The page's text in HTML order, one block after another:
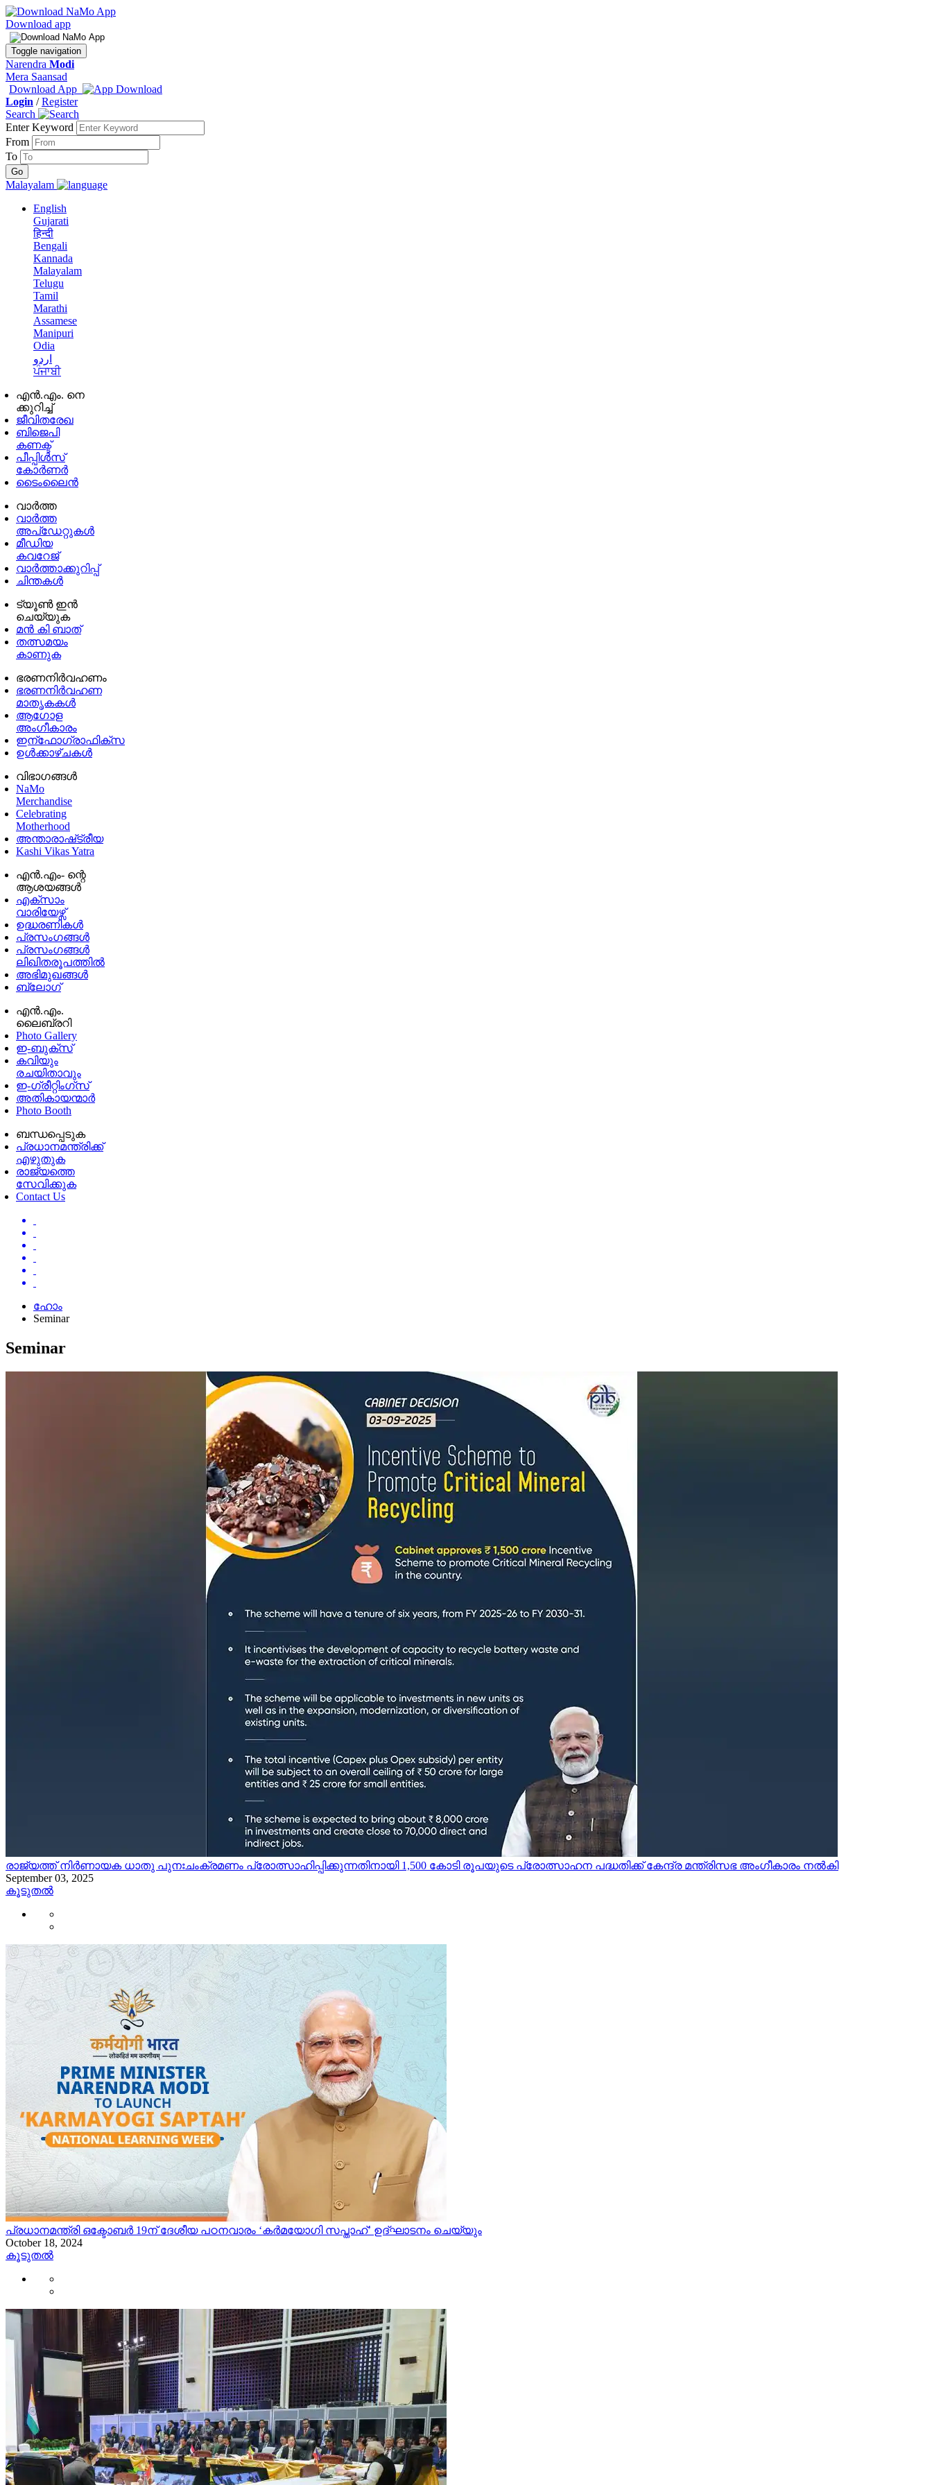
Download app
Toggle navigation
Narendra Modi
Mera Saansad
Download App
Login /Register
Search
Enter Keyword
From
To
Malayalam
English
Gujarati
हिन्दी
Bengali
Kannada
Malayalam
Telugu
Tamil
Marathi
Assamese
Manipuri
Odia
اردو
ਪੰਜਾਬੀ
എൻ.എം. നെ
ക്കുറിച്ച്
ജീവിതരേഖ
ബിജെപി
കണക്ട്
പീപ്പിൾസ്
കോർണർ
ടൈംലൈൻ
വാർത്ത
വാർത്ത
അപ്ഡേറ്റുകൾ
മീഡിയ
കവറേജ്
വാർത്താക്കുറിപ്പ്
ചിന്തകൾ
ട്യൂൺ ഇൻ
ചെയ്യുക
മൻ കി ബാത്
തത്സമയം
കാണുക
ഭരണനിര്‍വഹണം
ഭരണനിര്‍വഹണ
മാതൃകകൾ
ആഗോള
അംഗീകാരം
ഇന്ഫോഗ്രാഫിക്സ
ഉള്‍ക്കാഴ്‌ചകൾ
വിഭാഗങ്ങൾ
NaMo
Merchandise
Celebrating
Motherhood
അന്താരാഷ്‌ട്രീയ
Kashi Vikas Yatra
എൻ.എം- ന്റെ
ആശയങ്ങൾ
എക്സാം
വാരിയേഴ്സ്
ഉദ്ധരണികള്‍
പ്രസംഗങ്ങള്‍
പ്രസംഗങ്ങൾ
ലിഖിതരൂപത്തിൽ
അഭിമുഖങ്ങൾ
ബ്ലോഗ്
എൻ.എം.
ലൈബ്രറി
Photo Gallery
ഇ-ബുക്‌സ്
കവിയും
രചയിതാവും
ഇ-ഗ്രീറ്റിംഗ്‌സ്
അതികായന്മാർ
Photo Booth
ബന്ധപ്പെടുക
പ്രധാനമന്ത്രിക്ക്
എഴുതുക
രാജ്യത്തെ
സേവിക്കുക
Contact Us
ഹോം
Seminar
Seminar
രാജ്യത്ത് നിർണായക ധാതു പുനഃചംക്രമണം പ്രോത്സാഹിപ്പിക്കുന്നതിനായി 1,500 കോടി രൂപയുടെ പ്രോത്സാഹന പദ്ധതിക്ക് കേന്ദ്ര മന്ത്രിസഭ അംഗീകാരം നൽകി
September 03, 2025
കൂടുതൽ
പ്രധാനമന്ത്രി ഒക്ടോബർ 19ന് ദേശീയ പഠനവാരം ‘കർമയോഗി സപ്താഹ്’ ഉദ്ഘാടനം ചെയ്യും
October 18, 2024
കൂടുതൽ